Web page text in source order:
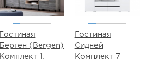
Гостиная
Берген (Bergen)
Комплект 1,
Гостиная
Сидней
Комплект 7